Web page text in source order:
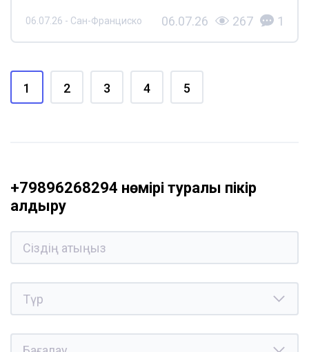
06.07.26 - Сан-Франциско 06.07.26 267 1
1 2 3 4 5
+79896268294 нөмірі туралы пікір
қалдыру